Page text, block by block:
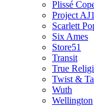
Plissé
Project
Scarlett
Six Ames
Store51
Transit
True
Twist &
Wuth
Wellington